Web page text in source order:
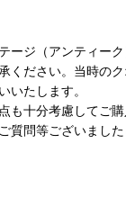
ジ（アンティ
ださい。当時の
いたします。
十分考慮してご購
問等ございました